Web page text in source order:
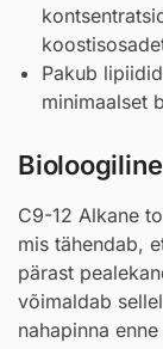
Pakub
minimaalset
C9-12 Alkane
mis tähendab,
pärast
võimaldab
nahapinna